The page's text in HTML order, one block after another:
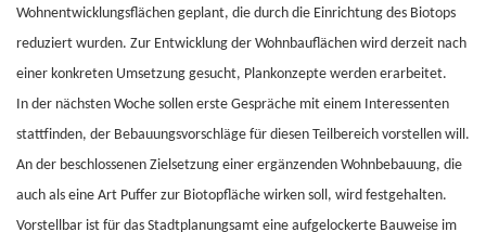
Wohnentwicklungsflächen geplant, die durch die Einrichtung des Biotops
reduziert wurden. Zur Entwicklung der Wohnbauflächen wird derzeit nach
einer konkreten Umsetzung gesucht, Plankonzepte werden erarbeitet.
In der nächsten Woche sollen erste Gespräche mit einem Interessenten
stattfinden, der Bebauungsvorschläge für diesen Teilbereich vorstellen will.
An der beschlossenen Zielsetzung einer ergänzenden Wohnbebauung, die
auch als eine Art Puffer zur Biotopfläche wirken soll, wird festgehalten.
Vorstellbar ist für das Stadtplanungsamt eine aufgelockerte Bauweise im